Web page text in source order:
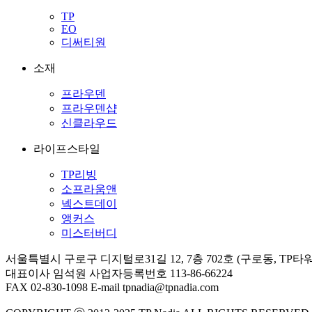
TP
EO
디써티원
소재
프라우덴
프라우덴샵
신클라우드
라이프스타일
TP리빙
소프라움앤
넥스트데이
앵커스
미스터버디
서울특별시 구로구 디지털로31길 12, 7층 702호 (구로동, TP타
대표이사 임석원 사업자등록번호 113-86-66224
FAX 02-830-1098 E-mail tpnadia@tpnadia.com